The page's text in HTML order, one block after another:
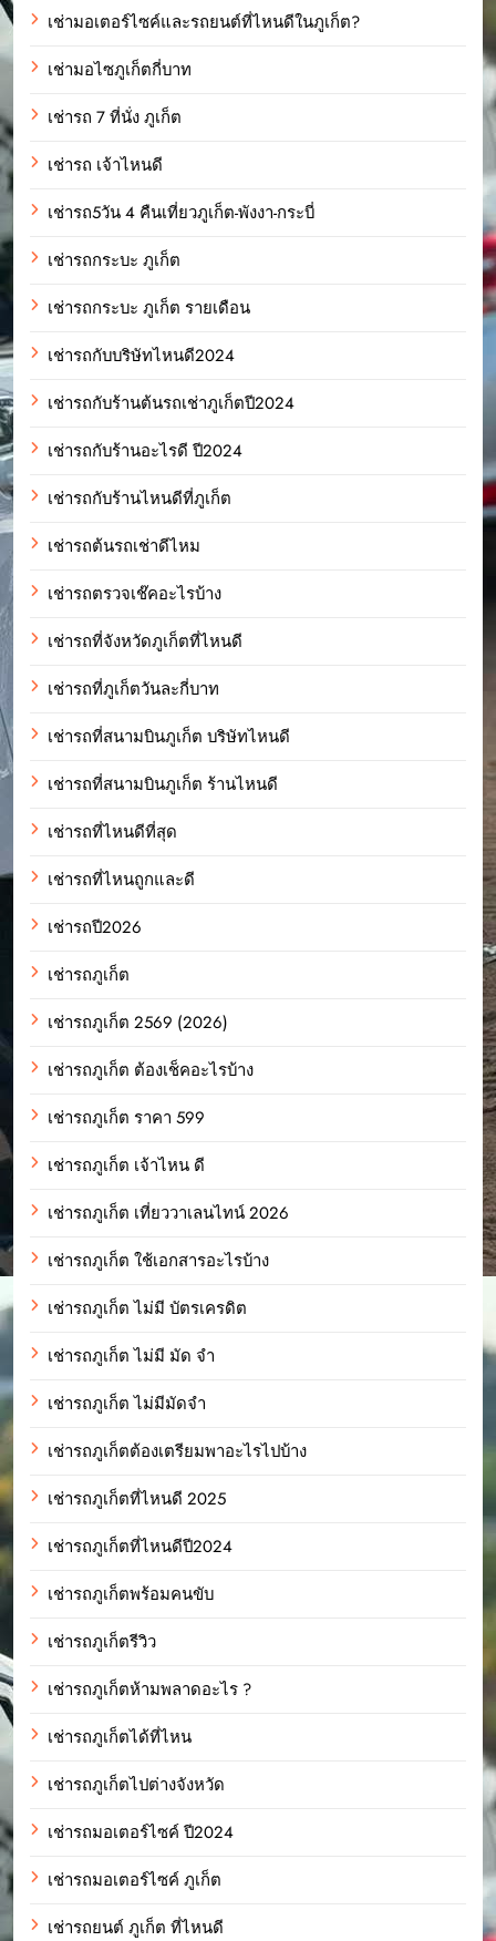
เช่ามอเตอร์ไซค์และรถยนต์ที่ไหนดีในภูเก็ต?
เช่ามอไซภูเก็ตกี่บาท
เช่ารถ 7 ที่นั่ง ภูเก็ต
เช่ารถ เจ้าไหนดี
เช่ารถ5วัน 4 คืนเที่ยวภูเก็ต-พังงา-กระบี่
เช่ารถกระบะ ภูเก็ต
เช่ารถกระบะ ภูเก็ต รายเดือน
เช่ารถกับบริษัทไหนดี2024
เช่ารถกับร้านต้นรถเช่าภูเก็ตปี2024
เช่ารถกับร้านอะไรดี ปี2024
เช่ารถกับร้านไหนดีที่ภูเก็ต
เช่ารถต้นรถเช่าดีไหม
เช่ารถตรวจเช๊คอะไรบ้าง
เช่ารถที่จังหวัดภูเก็ตที่ไหนดี
เช่ารถที่ภูเก็ตวันละกี่บาท
เช่ารถที่สนามบินภูเก็ต บริษัทไหนดี
เช่ารถที่สนามบินภูเก็ต ร้านไหนดี
เช่ารถที่ไหนดีที่สุด
เช่ารถที่ไหนถูกและดี
เช่ารถปี2026
เช่ารถภูเก็ต
เช่ารถภูเก็ต 2569 (2026)
เช่ารถภูเก็ต ต้องเช็คอะไรบ้าง
เช่ารถภูเก็ต ราคา 599
เช่ารถภูเก็ต เจ้าไหน ดี
เช่ารถภูเก็ต เที่ยววาเลนไทน์ 2026
เช่ารถภูเก็ต ใช้เอกสารอะไรบ้าง
เช่ารถภูเก็ต ไม่มี บัตรเครดิต
เช่ารถภูเก็ต ไม่มี มัด จํา
เช่ารถภูเก็ต ไม่มีมัดจำ
เช่ารถภูเก็ตต้องเตรียมพาอะไรไปบ้าง
เช่ารถภูเก็ตที่ไหนดี 2025
เช่ารถภูเก็ตที่ไหนดีปี2024
เช่ารถภูเก็ตพร้อมคนขับ
เช่ารถภูเก็ตรีวิว
เช่ารถภูเก็ตห้ามพลาดอะไร ?
เช่ารถภูเก็ตได้ที่ไหน
เช่ารถภูเก็ตไปต่างจังหวัด
เช่ารถมอเตอร์ไซค์ ปี2024
เช่ารถมอเตอร์ไซค์ ภูเก็ต
เช่ารถยนต์ ภูเก็ต ที่ไหนดี